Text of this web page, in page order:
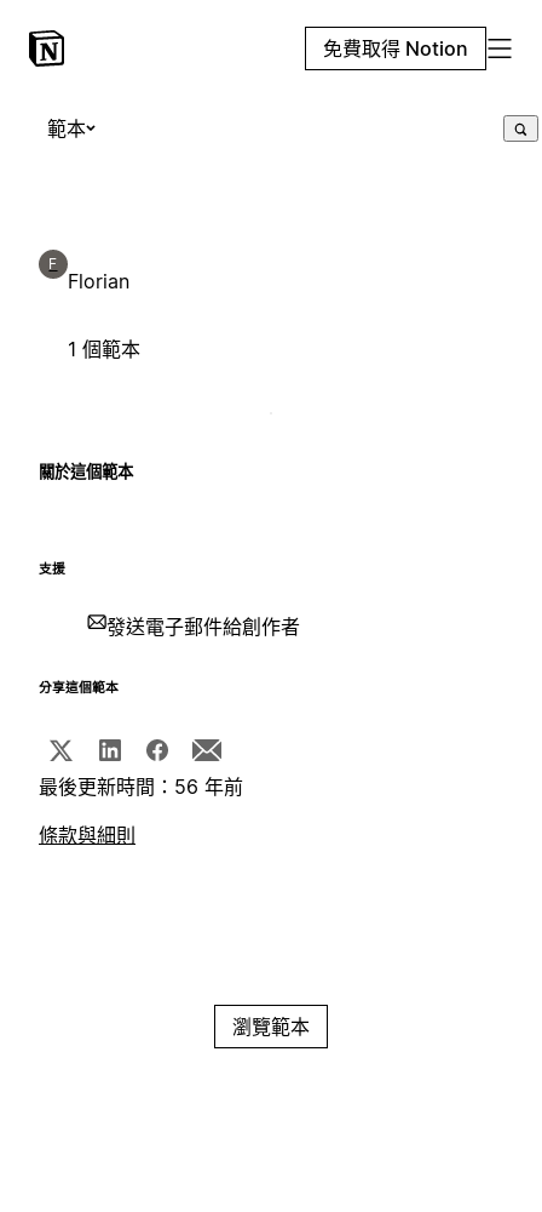
免費取得 Notion
範本
F
Florian
1 個範本
關於這個範本
支援
發送電子郵件給創作者
分享這個範本
最後更新時間：56 年前
條款與細則
瀏覽範本